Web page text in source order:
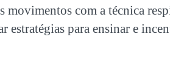
movimentos com a técnica
para ensinar e